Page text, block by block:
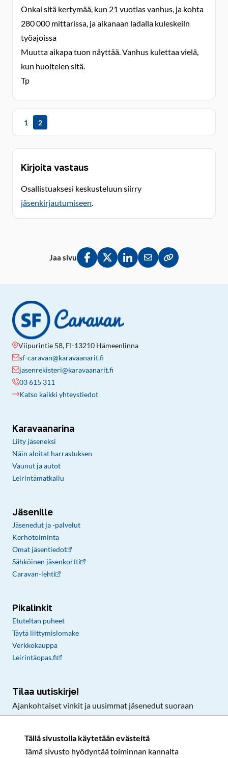
Tällä sivustolla käytetään evästeitä
Tämä sivusto hyödyntää toiminnan kannalta
Onkai sitä kertymää, kun 21 vuotias vanhus, ja kohta
280 000 mittarissa, ja aikanaan ladalla kuleskeiln
työajoissa
Muutta aikapa tuon näyttää. Vanhus kulettaa vielä,
kun huoltelen sitä.
Tp
1 2
Kirjoita vastaus
Osallistuaksesi keskusteluun siirry
jäsenkirjautumiseen.
Jaa sivu
Jaa Facebookissa
Jaa Twitterissä
Jaa LinkedInissä
Jaa sähköpostitse
Kopioi linkki
Viipurintie 58, FI-13210 Hämeenlinna
sf-caravan@karavaanarit.fi
jasenrekisteri@karavaanarit.fi
03 615 311
Katso kaikki yhteystiedot
Karavaanarina
Liity jäseneksi
Näin aloitat harrastuksen
Vaunut ja autot
Leirintämatkailu
Jäsenille
Jäsenedut ja -palvelut
Kerhotoiminta
Omat jäsentiedot
Sähköinen jäsenkortti
Caravan-lehti
Pikalinkit
Etuteltan puheet
Täytä liittymislomake
Verkkokauppa
Leirintäopas.fi
Tilaa uutiskirje!
Ajankohtaiset vinkit ja uusimmat jäsenedut suoraan